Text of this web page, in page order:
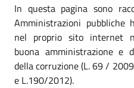
In questa pagina sono
Amministrazioni pubbliche
nel proprio sito internet
buona amministrazione e
della corruzione (L. 69 /
e L.190/2012).